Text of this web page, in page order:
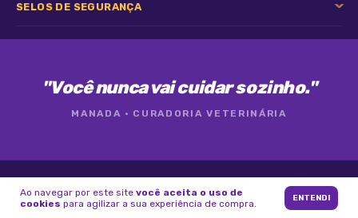
Ao navegar por este site você aceita o uso de
cookies para agilizar a sua experiência de compra. ENTENDI
SELOS DE SEGURANÇA
"Você nunca vai cuidar sozinho."
MANADA · CURADORIA VETERINÁRIA